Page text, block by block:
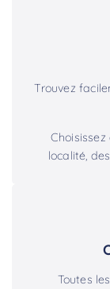
Trouvez
localité,
Toutes